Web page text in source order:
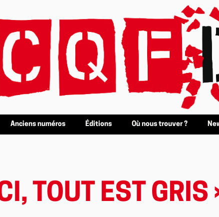
Anciens numéros Éditions Où nous trouver ?
TOUT EST GRIS